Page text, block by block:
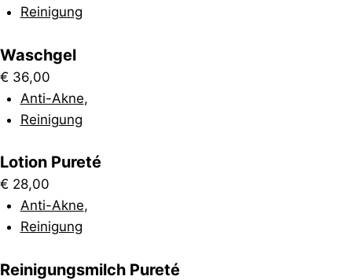
Reinigung
Waschgel
€ 36,00
Anti-Akne,
Reinigung
Lotion Pureté
€ 28,00
Anti-Akne,
Reinigung
Reinigungsmilch Pureté